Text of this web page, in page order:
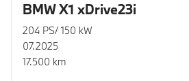
BMW X1 xDrive23i
204 PS/ 150 kW
07.2025
17.500 km